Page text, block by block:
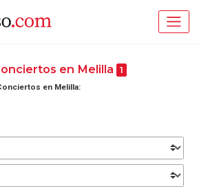
en Melilla 1
en Melilla: